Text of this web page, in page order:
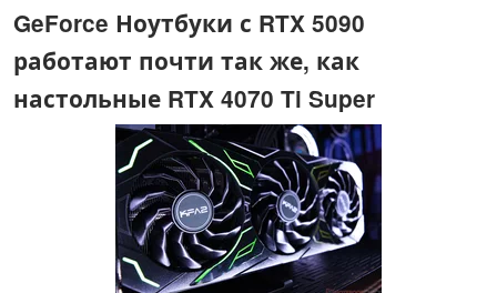
GeForce Ноутбуки с RTX 5090
работают почти так же, как
настольные RTX 4070 Ti Super